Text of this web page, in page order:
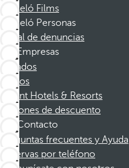
Barceló Films
Barceló Personas
Canal de denuncias
Empresas
Afiliados
Socios
Dorint Hotels & Resorts
Cupones de descuento
Contacto
Preguntas frecuentes y Ayuda
Reservas por teléfono